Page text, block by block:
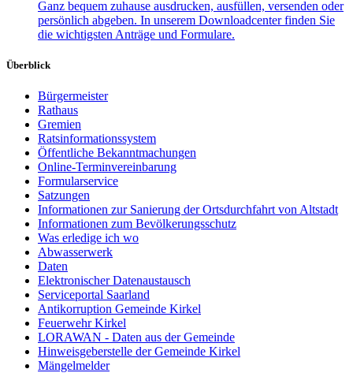
Ganz bequem zuhause ausdrucken, ausfüllen, versenden oder
persönlich abgeben. In unserem Downloadcenter finden Sie
die wichtigsten Anträge und Formulare.
Überblick
Bürgermeister
Rathaus
Gremien
Ratsinformationssystem
Öffentliche Bekanntmachungen
Online-Terminvereinbarung
Formularservice
Satzungen
Informationen zur Sanierung der Ortsdurchfahrt von Altstadt
Informationen zum Bevölkerungsschutz
Was erledige ich wo
Abwasserwerk
Daten
Elektronischer Datenaustausch
Serviceportal Saarland
Antikorruption Gemeinde Kirkel
Feuerwehr Kirkel
LORAWAN - Daten aus der Gemeinde
Hinweisgeberstelle der Gemeinde Kirkel
Mängelmelder